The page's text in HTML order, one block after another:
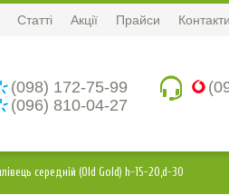
Статті Акції Прайси Контакти
(098) 172-75-99
(096) 810-04-27
середній (Old Gold) h-15-20,d-30